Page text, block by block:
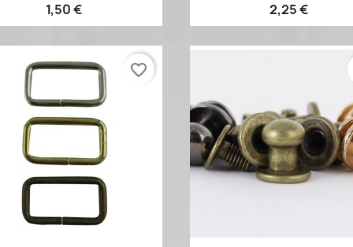
1,50 € 2,25 €
favorite_border